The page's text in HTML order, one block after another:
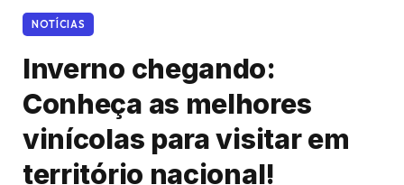
NOTÍCIAS
Inverno chegando:
Conheça as melhores
vinícolas para visitar em
território nacional!